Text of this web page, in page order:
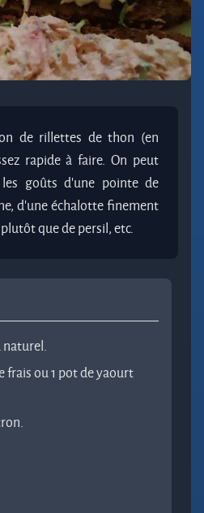
de rillettes de thon (en
rapide à faire. On peut
goûts d'une pointe de
d'une échalotte finement
que de persil, etc.
naturel.
frais ou 1 pot de yaourt